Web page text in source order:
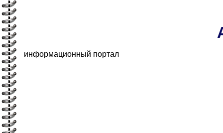
информационный портал